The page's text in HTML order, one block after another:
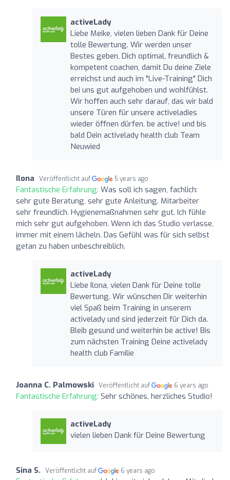
activeLady
Liebe Meike, vielen lieben Dank für Deine
tolle Bewertung. Wir werden unser
Bestes geben, Dich optimal, freundlich &
kompetent coachen, damit Du deine Ziele
erreichst und auch im "Live-Training" Dich
bei uns gut aufgehoben und wohlfühlst.
Wir hoffen auch sehr darauf, das wir bald
unsere Türen für unsere activeladies
wieder öffnen dürfen. be active! und bis
bald Dein activelady health club Team
Neuwied
Ilona Veröffentlicht auf 5 years ago
Fantastische Erfahrung: Was soll ich sagen, fachlich:
sehr gute Beratung, sehr gute Anleitung. Mitarbeiter
sehr freundlich. Hygienemaßnahmen sehr gut. Ich fühle
mich sehr gut aufgehoben. Wenn ich das Studio verlasse,
immer mit einem lächeln. Das Gefühl was für sich selbst
getan zu haben unbeschreiblich.
activeLady
Liebe Ilona, vielen Dank für Deine tolle
Bewertung. Wir wünschen Dir weiterhin
viel Spaß beim Training in unserem
activelady und sind jederzeit für Dich da.
Bleib gesund und weiterhin be active! Bis
zum nächsten Training Deine activelady
health club Familie
Joanna C. Palmowski Veröffentlicht auf 6 years ago
Fantastische Erfahrung: Sehr schönes, herzliches Studio!
activeLady
vielen lieben Dank für Deine Bewertung
Sina S. Veröffentlicht auf 6 years ago